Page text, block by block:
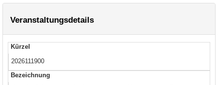
Veranstaltungsdetails
Kürzel
2026111900
Bezeichnung